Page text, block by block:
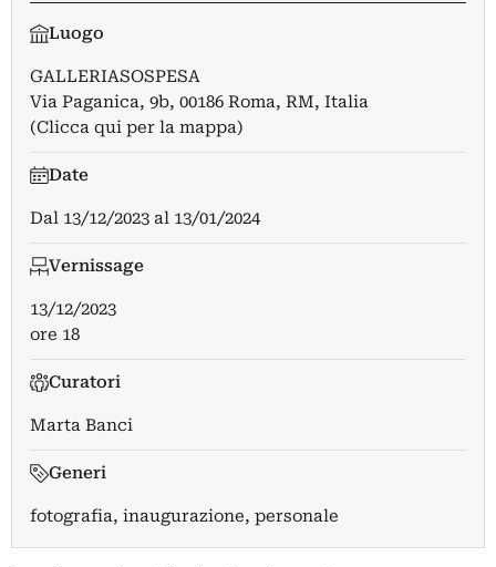
Luogo
GALLERIASOSPESA
Via Paganica, 9b, 00186 Roma, RM, Italia
(Clicca qui per la mappa)
Date
Dal 13/12/2023 al 13/01/2024
Vernissage
13/12/2023
ore 18
Curatori
Marta Banci
Generi
fotografia, inaugurazione, personale